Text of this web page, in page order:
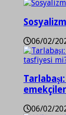
06/02/
06/02/